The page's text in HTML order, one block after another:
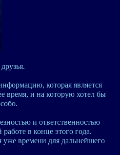
которая является
время, и на которую хотел бы
и ответственностью
в конце этого года.
уже времени для дальнейшего